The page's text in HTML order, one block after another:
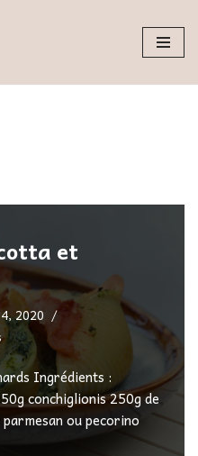
et
2020
Ingrédients :
conchiglionis 250g de
ou pecorino